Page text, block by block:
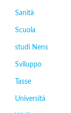
Sanità
Scuola
studi Nens
Sviluppo
Tasse
Università